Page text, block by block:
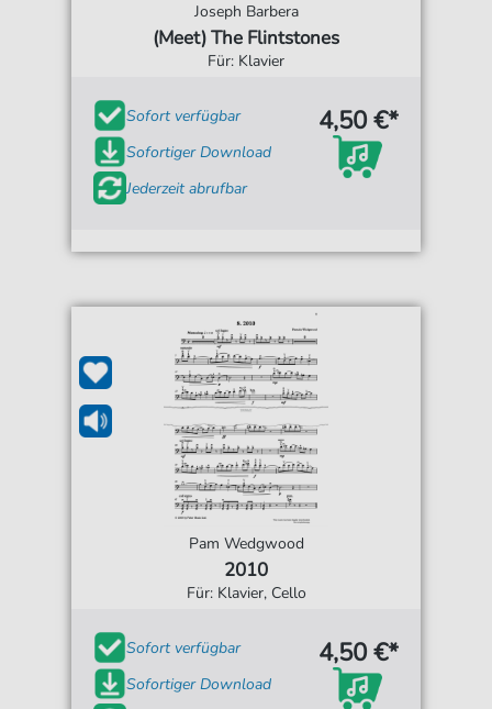
Joseph Barbera
(Meet) The Flintstones
Für: Klavier
Sofort verfügbar
Sofortiger Download
Jederzeit abrufbar
4,50 €*
Pam Wedgwood
2010
Für: Klavier, Cello
Sofort verfügbar
Sofortiger Download
4,50 €*